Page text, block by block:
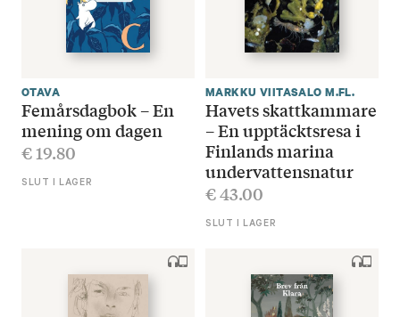
OTAVA
Femårsdagbok – En
mening om dagen
€19.80
SLUT I LAGER
MARKKU VIITASALO M.FL.
Havets skattkammare
– En upptäcktsresa i
Finlands marina
undervattensnatur
€43.00
SLUT I LAGER